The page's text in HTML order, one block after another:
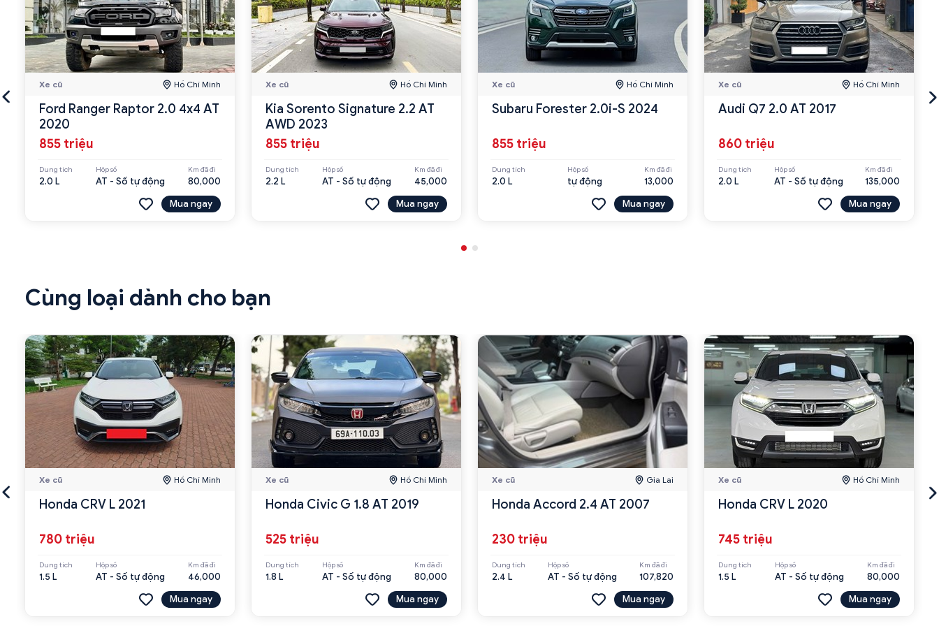
Xe cũ Hồ Chí Minh
Ford Ranger Raptor 2.0 4x4 AT
2020
855 triệu
Dung tích
2.0 L
Hộp số
AT - Số tự động
Km đã đi
80,000
Mua ngay
Xe cũ Hồ Chí Minh
Kia Sorento Signature 2.2 AT
AWD 2023
855 triệu
Dung tích
2.2 L
Hộp số
AT - Số tự động
Km đã đi
45,000
Mua ngay
Xe cũ Hồ Chí Minh
Subaru Forester 2.0i-S 2024
855 triệu
Dung tích
2.0 L
Hộp số
tự động
Km đã đi
13,000
Mua ngay
Xe cũ Hồ Chí Minh
Audi Q7 2.0 AT 2017
860 triệu
Dung tích
2.0 L
Hộp số
AT - Số tự động
Km đã đi
135,000
Mua ngay
Cùng loại dành cho bạn
Xe cũ Hồ Chí Minh
Honda CRV L 2021
780 triệu
Dung tích
1.5 L
Hộp số
AT - Số tự động
Km đã đi
46,000
Mua ngay
Xe cũ Hồ Chí Minh
Honda Civic G 1.8 AT 2019
525 triệu
Dung tích
1.8 L
Hộp số
AT - Số tự động
Km đã đi
80,000
Mua ngay
Xe cũ Gia Lai
Honda Accord 2.4 AT 2007
230 triệu
Dung tích
2.4 L
Hộp số
AT - Số tự động
Km đã đi
107,820
Mua ngay
Xe cũ Hồ Chí Minh
Honda CRV L 2020
745 triệu
Dung tích
1.5 L
Hộp số
AT - Số tự động
Km đã đi
80,000
Mua ngay